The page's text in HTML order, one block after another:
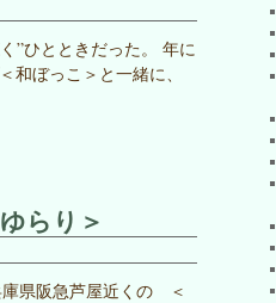
”ひとときだった。 年に
和ぼっこ＞と一緒に、
らり＞
庫県阪急芦屋近くの ＜